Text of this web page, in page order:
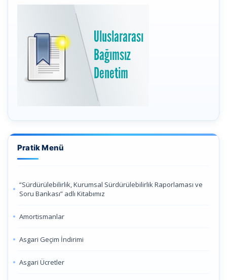
Pratik Menü
“Sürdürülebilirlik, Kurumsal Sürdürülebilirlik Raporlaması ve
Soru Bankası” adlı Kitabımız
Amortismanlar
Asgari Geçim İndirimi
Asgari Ücretler